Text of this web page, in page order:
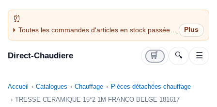
Toutes les commandes d'articles en stock passées
avant 14H sont expédiées le jour même (jours
Direct-Chaudiere 🛒 🔍 ☰
Accueil Catalogues Chauffage
Pièces détachées chauffage
TRESSE CERAMIQUE 15*2 1M FRANCO BELGE 181617